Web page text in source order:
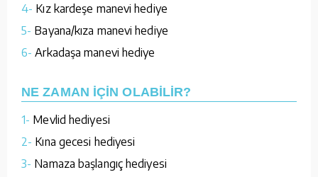
4- Kız kardeşe manevi hediye
5- Bayana/kıza manevi hediye
6- Arkadaşa manevi hediye
NE ZAMAN İÇİN OLABİLİR?
1- Mevlid hediyesi
2- Kına gecesi hediyesi
3- Namaza başlangıç hediyesi